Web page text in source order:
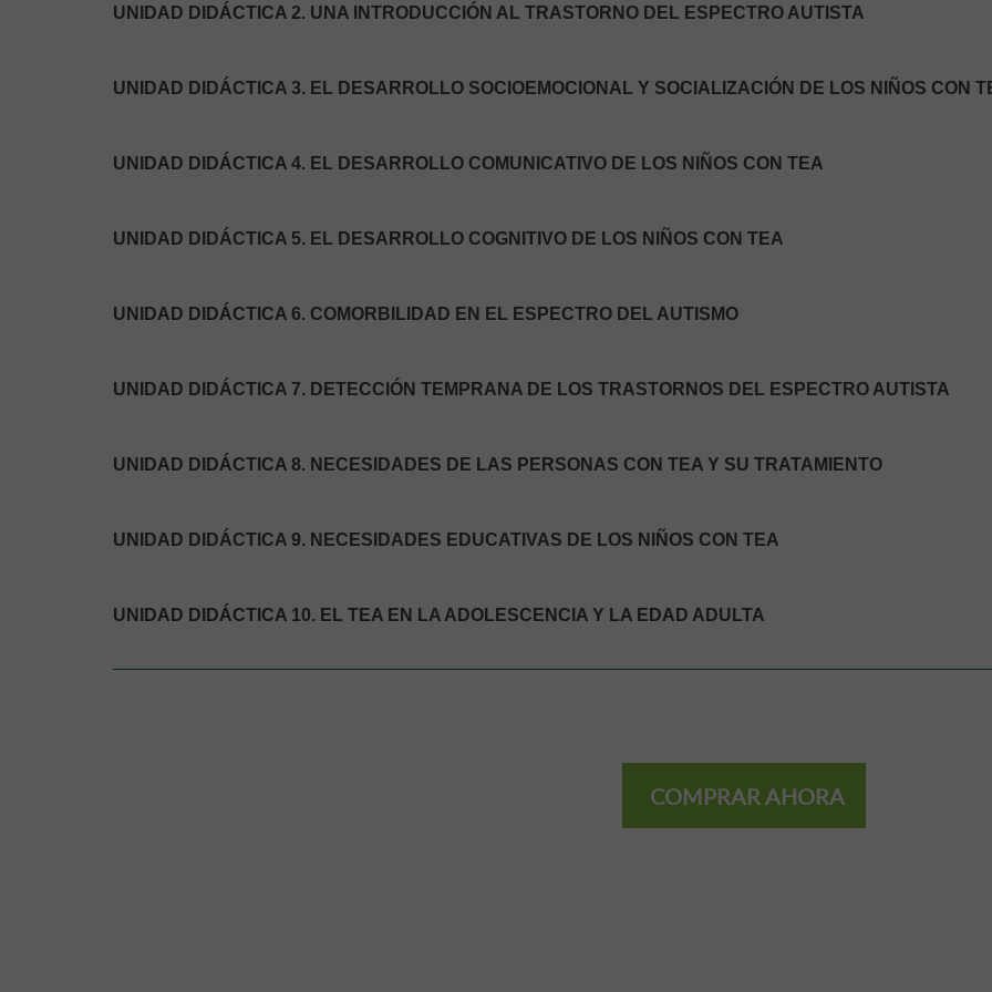
UNIDAD DIDÁCTICA 2. UNA INTRODUCCIÓN AL TRASTORNO DEL ESPECTRO AUTISTA
UNIDAD DIDÁCTICA 3. EL DESARROLLO SOCIOEMOCIONAL Y SOCIALIZACIÓN DE LOS NIÑOS CON
UNIDAD DIDÁCTICA 4. EL DESARROLLO COMUNICATIVO DE LOS NIÑOS CON TEA
UNIDAD DIDÁCTICA 5. EL DESARROLLO COGNITIVO DE LOS NIÑOS CON TEA
UNIDAD DIDÁCTICA 6. COMORBILIDAD EN EL ESPECTRO DEL AUTISMO
UNIDAD DIDÁCTICA 7. DETECCIÓN TEMPRANA DE LOS TRASTORNOS DEL ESPECTRO AUTISTA
UNIDAD DIDÁCTICA 8. NECESIDADES DE LAS PERSONAS CON TEA Y SU TRATAMIENTO
UNIDAD DIDÁCTICA 9. NECESIDADES EDUCATIVAS DE LOS NIÑOS CON TEA
UNIDAD DIDÁCTICA 10. EL TEA EN LA ADOLESCENCIA Y LA EDAD ADULTA
COMPRAR AHORA